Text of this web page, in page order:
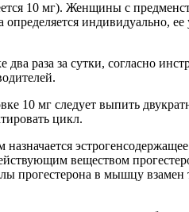
10 мг). Женщины с
индивидуально, ее
раза за сутки, согласно
10 мг следует выпить
цикл.
веществом
прогестерона в мышцу